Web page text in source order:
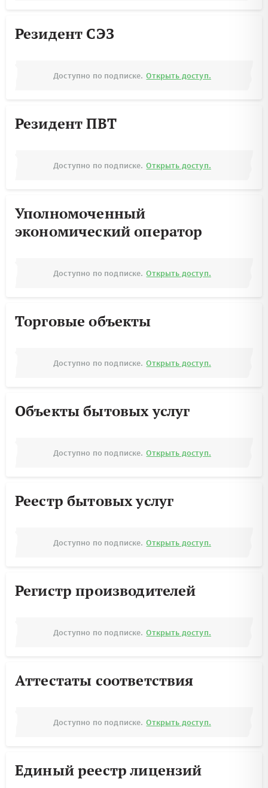
Резидент СЭЗ
Доступно по подписке. Открыть доступ.
Резидент ПВТ
Доступно по подписке. Открыть доступ.
Уполномоченный
экономический оператор
Доступно по подписке. Открыть доступ.
Торговые объекты
Доступно по подписке. Открыть доступ.
Объекты бытовых услуг
Доступно по подписке. Открыть доступ.
Реестр бытовых услуг
Доступно по подписке. Открыть доступ.
Регистр производителей
Доступно по подписке. Открыть доступ.
Аттестаты соответствия
Доступно по подписке. Открыть доступ.
Единый реестр лицензий